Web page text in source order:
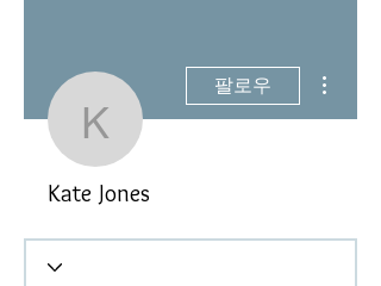
Kate Jones
팔로우
Kate Jones